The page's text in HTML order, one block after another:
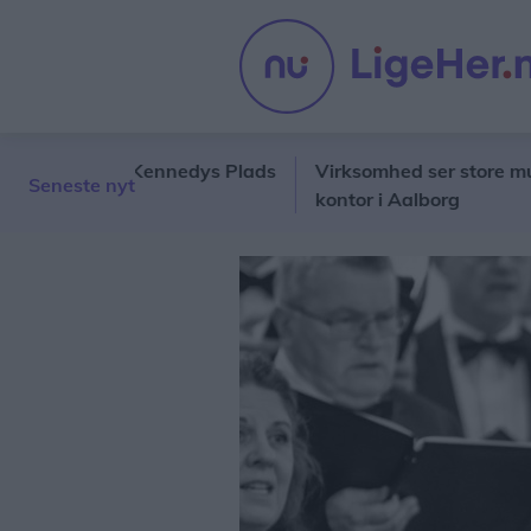
Seneste nyt
F. Kennedys Plads
Virksomhed ser store
kontor i Aalborg